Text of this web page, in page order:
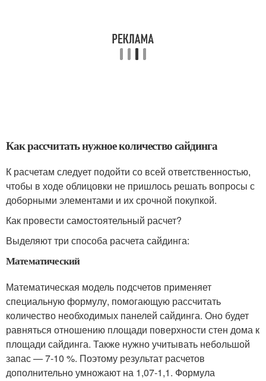
Как рассчитать нужное количество сайдинга
К расчетам следует подойти со всей ответственностью,
чтобы в ходе облицовки не пришлось решать вопросы с
доборными элементами и их срочной покупкой.
Как провести самостоятельный расчет?
Выделяют три способа расчета сайдинга:
Математический
Математическая модель подсчетов применяет
специальную формулу, помогающую рассчитать
количество необходимых панелей сайдинга. Оно будет
равняться отношению площади поверхности стен дома к
площади сайдинга. Также нужно учитывать небольшой
запас — 7-10 %. Поэтому результат расчетов
дополнительно умножают на 1,07-1,1. Формула